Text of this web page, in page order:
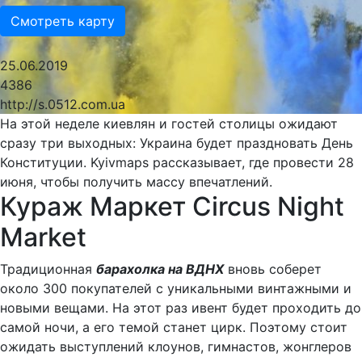
Смотреть карту
25.06.2019
4386
http://s.0512.com.ua
На этой неделе киевлян и гостей столицы ожидают
сразу три выходных: Украина будет праздновать День
Конституции. Kyivmaps рассказывает, где провести 28
июня, чтобы получить массу впечатлений.
Кураж Маркет Circus Night
Market
Традиционная барахолка на ВДНХвновь соберет
около 300 покупателей с уникальными винтажными и
новыми вещами. На этот раз ивент будет проходить до
самой ночи, а его темой станет цирк. Поэтому стоит
ожидать выступлений клоунов, гимнастов, жонглеров